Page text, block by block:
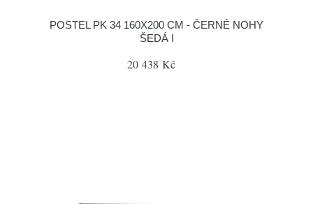
POSTEL PK 34 160X200 CM - ČERNÉ NOHY
ŠEDÁ I
20 438 Kč